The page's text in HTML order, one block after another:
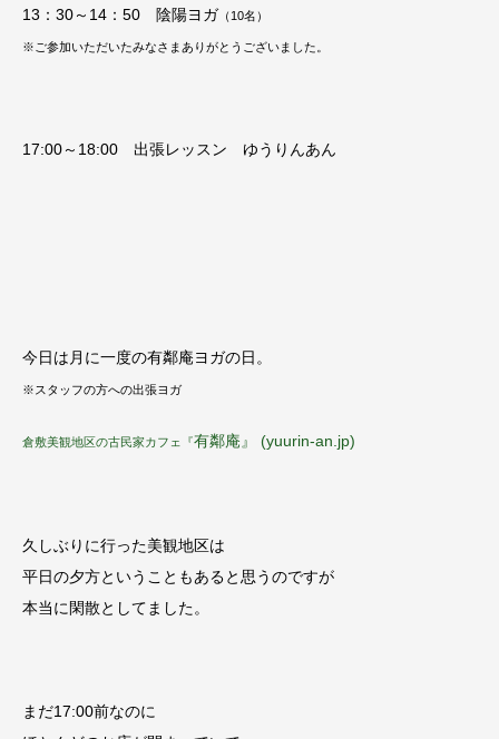
13：30～14：50 陰陽ヨガ （10名）
※ご参加いただいたみなさまありがとうございました。
17:00～18:00 出張レッスン ゆうりんあん
今日は月に一度の有鄰庵ヨガの日。
※スタッフの方への出張ヨガ
倉敷美観地区の古民家カフェ『有鄰庵』 (yuurin-an.jp)
久しぶりに行った美観地区は
平日の夕方ということもあると思うのですが
本当に閑散としてました。
まだ17:00前なのに